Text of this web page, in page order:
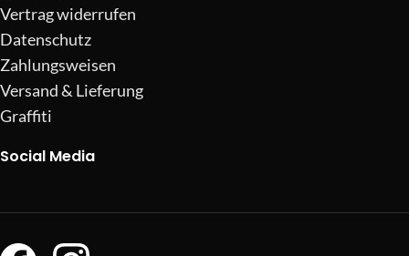
Vertrag widerrufen
Datenschutz
Zahlungsweisen
Versand & Lieferung
Graffiti
Social Media